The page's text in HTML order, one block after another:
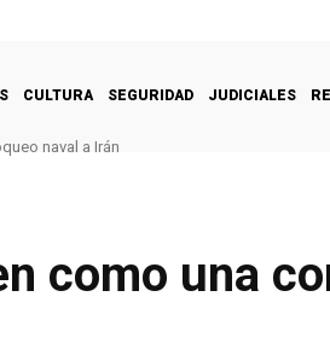
CULTURA SEGURIDAD JUDICIALES
naval a Irán
como una